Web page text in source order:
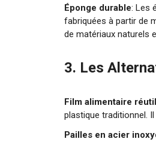
Éponge durable: Les
fabriquées à partir de
de matériaux naturels
3. Les
Film alimentaire
plastique traditionnel.
Pailles en acier